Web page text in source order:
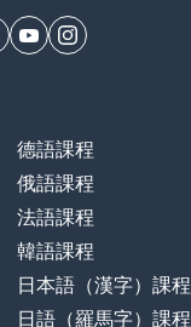
德語課程
俄語課程
法語課程
韓語課程
日本語（漢字）課程
日語（羅馬字）課程